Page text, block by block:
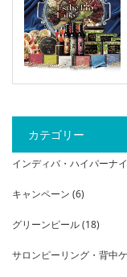
カテゴリー
インディバ・ハイパーナ
キャンペーン (6)
グリーンピール(18)
サロンピーリング・背中